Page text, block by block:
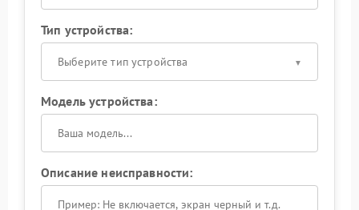
Тип устройства:
Выберите тип устройства
Модель устройства:
Описание неисправности: